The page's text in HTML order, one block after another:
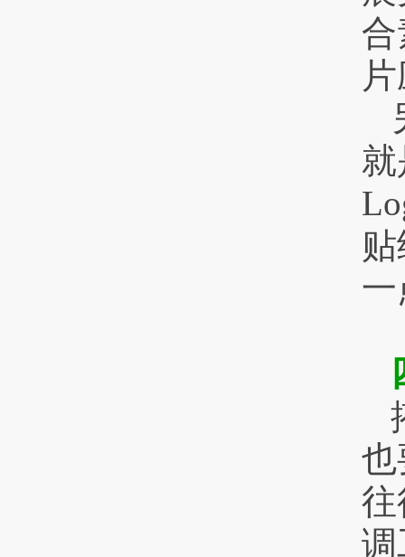
也
往
调